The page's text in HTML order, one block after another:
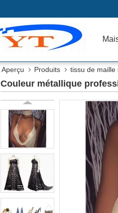
Aperçu Produits tissu de maille
Couleur métallique